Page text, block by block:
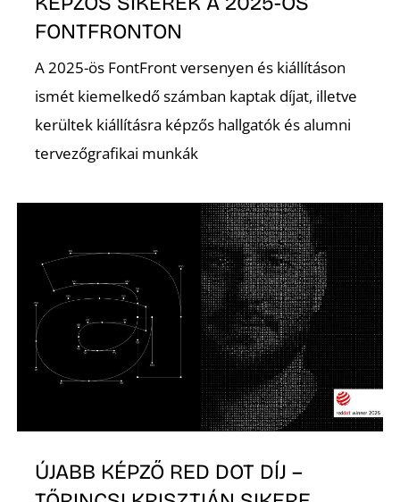
FONTFRONTON
A 2025-ös FontFront versenyen és kiállításon
ismét kiemelkedő számban kaptak díjat, illetve
kerültek kiállításra képzős hallgatók és alumni
tervezőgrafikai munkák
ÚJABB KÉPZŐ RED DOT DÍJ –